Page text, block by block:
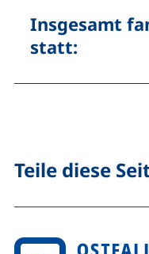
Insgesamt
statt:
Teile diese